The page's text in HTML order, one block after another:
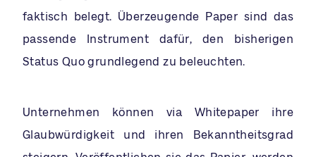
faktisch belegt. Überzeugende Paper sind das
passende Instrument dafür, den bisherigen
Status Quo grundlegend zu beleuchten.
Unternehmen können via Whitepaper ihre
Glaubwürdigkeit und ihren Bekanntheitsgrad